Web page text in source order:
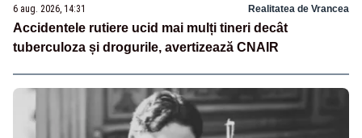
6 aug. 2026, 14:31 Realitatea de Vrancea
Accidentele rutiere ucid mai mulți tineri decât
tuberculoza și drogurile, avertizează CNAIR